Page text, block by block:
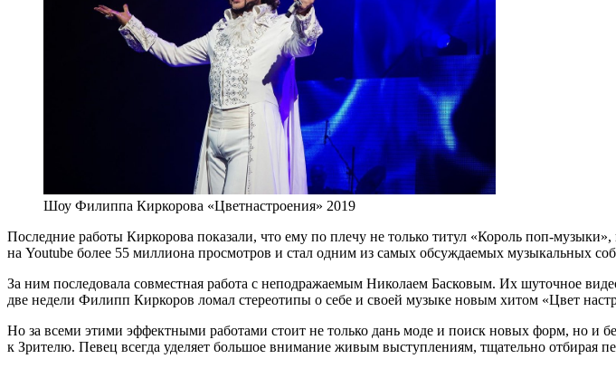
Шоу Филиппа Киркорова «Цветнастроения» 2019
Последние работы Киркорова показали, что ему по плечу не только титул «Король поп-
на Youtube более 55 миллиона просмотров и стал одним из самых обсуждаемых музыкальных
За ним последовала совместная работа с неподражаемым Николаем Басковым. Их шуточное
две недели Филипп Киркоров ломал стереотипы о себе и своей музыке новым хитом «Цвет
Но за всеми этими эффектными работами стоит не только дань моде и поиск новых форм, но и
к Зрителю. Певец всегда уделяет большое внимание живым выступлениям, тщательно отбирая